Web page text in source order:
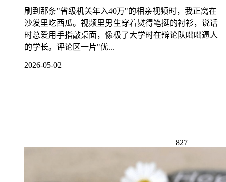
刷到那条"省级机关年入40万"的相亲视频时，我正窝在
沙发里吃西瓜。视频里男生穿着熨得笔挺的衬衫，说话
时总爱用手指敲桌面，像极了大学时在辩论队咄咄逼人
的学长。评论区一片"优...
2026-05-02
827